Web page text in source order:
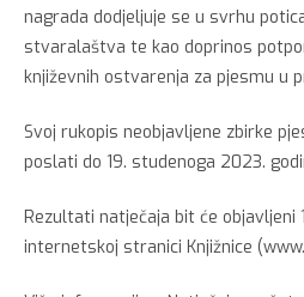
nagrada dodjeljuje se u svrhu
stvaralaštva te kao doprinos
književnih ostvarenja za pjesmu u
Svoj rukopis neobjavljene zbirke
poslati do 19. studenoga 2023.
Rezultati natječaja bit će objavljeni
internetskoj stranici Knjižnice